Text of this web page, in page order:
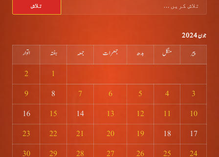
کریں
جون 2024
پیر منگل بدھ جمعرات جمعہ ہفتہ
اتوار
1
2
3
4
5
6
7
8
9
10
11
12
13
14
15
16
17
18
19
20
21
22
23
24
25
26
27
28
29
30